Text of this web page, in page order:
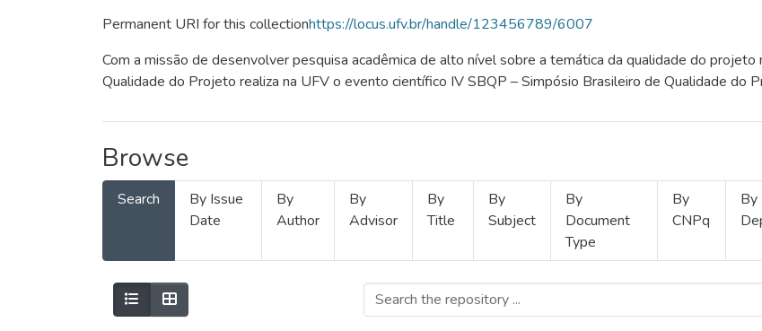
Permanent URI for this collectionhttps://locus.ufv.br/handle/123456789/6007
Com a missão de desenvolver pesquisa acadêmica de alto nível sobre a temática da qualidade do
Qualidade do Projeto realiza na UFV o evento científico IV SBQP – Simpósio Brasileiro de Qualidade do
Browse
Search
By Issue
Date
By
Author
By
Advisor
By
Title
By
Subject
By
Document
Type
By
CNPq
By